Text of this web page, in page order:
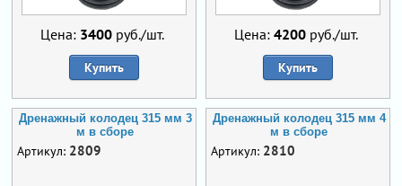
Цена: 3400руб./шт.
Купить
Цена: 4200руб./шт.
Купить
Дренажный колодец 315 мм 3
м в сборе
Артикул: 2809
Дренажный колодец 315 мм 4
м в сборе
Артикул: 2810